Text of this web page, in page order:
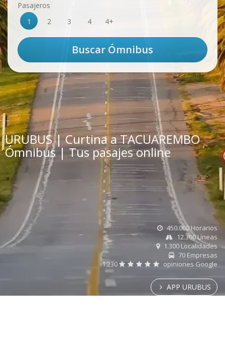
Pasajeros
1
2 3 4 4+
URUBUS | Curtina a TACUAREMBO
Ómnibus | Tus pasajes online
450.000 Horarios
12.300 Líneas
1.300 Localidades
70 Empresas
1.230
opiniones Google
APP URUBUS